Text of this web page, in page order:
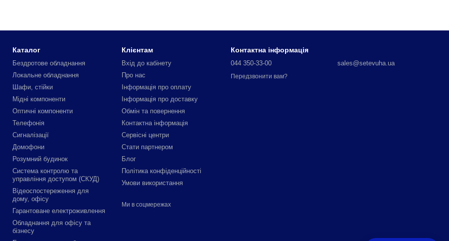
Каталог
Бездротове обладнання
Локальне обладнання
Шафи, стійки
Мідні компоненти
Оптичні компоненти
Телефонія
Сигналізації
Домофони
Розумний будинок
Система контролю та
управління доступом (СКУД)
Відеоспостереження для
дому, офісу
Гарантоване електроживлення
Обладнання для офісу та
бізнесу
Клієнтам
Вхід до кабінету
Про нас
Інформація про оплату
Інформація про доставку
Обмін та повернення
Контактна інформація
Сервісні центри
Стати партнером
Блог
Політика конфіденційності
Умови використання
Ми в соцмережах
Контактна інформація
044 350-33-00
Передзвонити вам?
sales@setevuha.ua